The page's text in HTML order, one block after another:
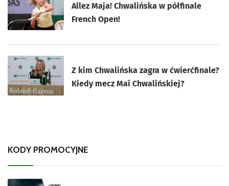
Allez Maja! Chwalińska w półfinale
French Open!
Z kim Chwalińska zagra w ćwierćfinale?
Kiedy mecz Mai Chwalińskiej?
KODY PROMOCYJNE